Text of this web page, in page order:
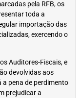
pela RFB, os
toda a
importação das
exercendo o
Auditores-Fiscais, e
devolvidas aos
pena de perdimento
prejudicar a